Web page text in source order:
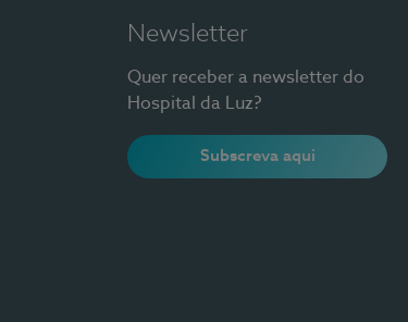
Newsletter
Quer receber a newsletter do
Hospital da Luz?
Subscreva aqui